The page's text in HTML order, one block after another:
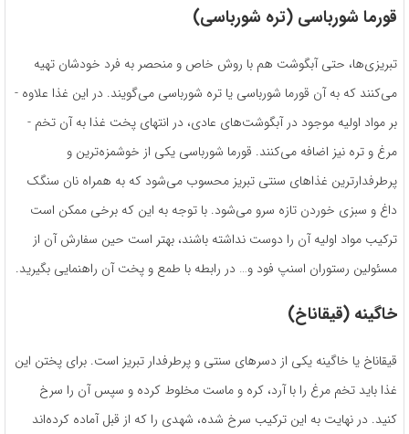
قورما شورباسی (تره شورباسی)
تبریزی‌ها، حتی آبگوشت هم با روش خاص و منحصر به فرد خودشان تهیه
می‌کنند که به آن قورما شورباسی یا تره شورباسی می‌گویند. در این غذا علاوه ­
بر مواد اولیه­ موجود در آبگوشت‌های عادی، در انتهای پخت غذا به آن تخم ­
مرغ و تره نیز اضافه می­‌کنند. قورما شورباسی یکی از خوشمزه‌­ترین و
پرطرفدارترین غذاهای سنتی تبریز محسوب می­‌شود که به همراه نان سنگک
داغ و سبزی خوردن تازه سرو می‌­شود. با توجه به این که برخی ممکن است
ترکیب مواد اولیه آن را دوست نداشته ‌باشند، بهتر است حین سفارش آن از
مسئولین رستوران اسنپ فود و… در رابطه با طمع و پخت آن راهنمایی بگیرید.
خاگینه (قیقاناخ)
قیقاناخ یا خاگینه یکی از دسرهای سنتی و پرطرفدار تبریز است. برای پختن این
غذا باید تخم ­مرغ را با آرد، کره و ماست مخلوط کرده و سپس آن را سرخ
کنید. در نهایت به این ترکیب سرخ ­شده، شهدی را که از قبل آماده کرده­‌اند